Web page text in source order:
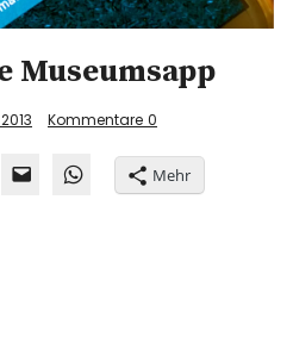
Museumsapp
Kommentare 0
Mehr